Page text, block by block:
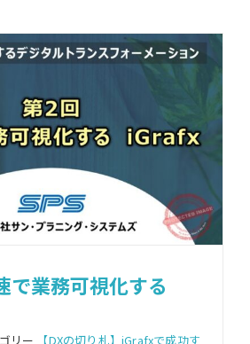
業務可視化する
リー 【DXの切り札】iGrafxで成功す